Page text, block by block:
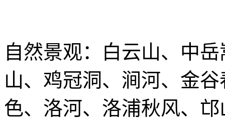
自然景观：白云山、中
山、鸡冠洞、涧河、金
色、洛河、洛浦秋风、